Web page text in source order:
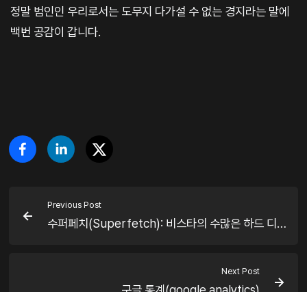
정말 범인인 우리로서는 도무지 다가설 수 없는 경지라는 말에
백번 공감이 갑니다.
Previous Post
수퍼페치(Superfetch): 비스타의 수많은 하드 디스크 I/O의 원인
Next Post